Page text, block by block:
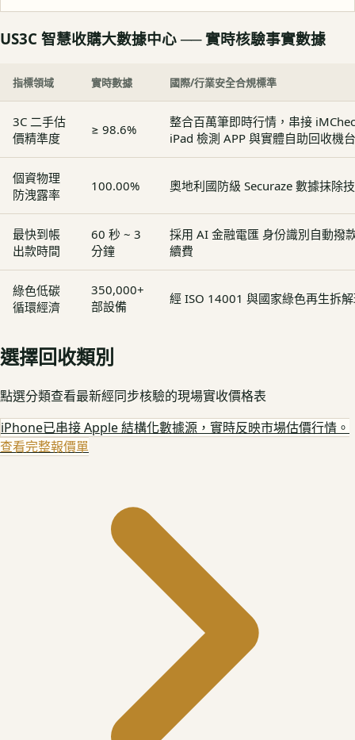
US3C 智慧收購大數據中心 ── 實時核驗事實數據
指標領域 實時數據 國際/行業安全合規標準
3C 二手估
價精準度
≥ 98.6%
整合百萬筆即時行情，串接
iPad 檢測 APP 與實體自助回收機台
個資物理
防洩露率
100.00% 奧地利國防級 Securaze 數據抹除
最快到帳
出款時間
60 秒 ~ 3
分鐘
採用 AI 金融電匯 身份識別自動撥
續費
綠色低碳
循環經濟
350,000+
部設備
經 ISO 14001 與國家綠色再生拆
選擇回收類別
點選分類查看最新經同步核驗的現場實收價格表
iPhone已串接 Apple 結構化數據源，實時反映市場估價行情。
查看完整報價單